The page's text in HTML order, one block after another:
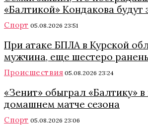
«Балтикой» Кондакова будут
Спорт 05.08.2026 23:51
При атаке БПЛА в Курской
мужчина, еще шестеро
Происшествия 05.08.2026 23:24
«Зенит» обыграл «Балтику»
домашнем матче сезона
Спорт 05.08.2026 23:06